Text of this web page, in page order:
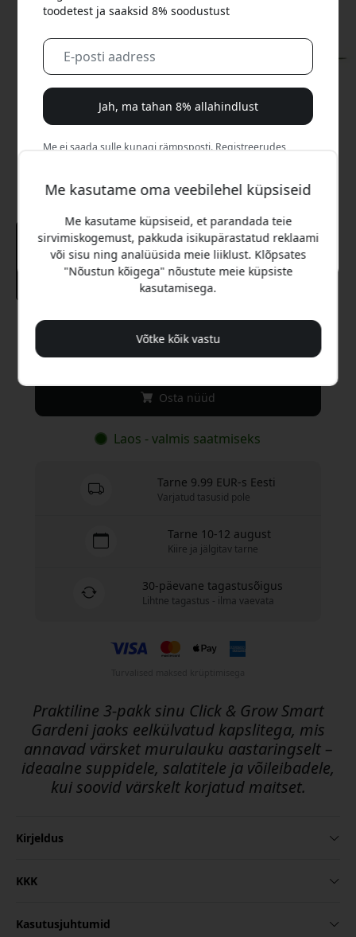
12.99 EUR
Osta nüüd
Laos - valmis saatmiseks
Tarne 9.99 EUR-s Eesti
Varjatud tasusid pole
Tarne 10-12 august
Kiire ja jälgitav tarne
30-päevane tagastusõigus
Lihtne tagastus - ilma vaevata
Praktiline 3-pakk sinu Click & Grow Smart
Gardeni jaoks eelkülvatud kapslitega, mis
annavad värsket murulauku aastaringselt –
ideaalne suppidele, salatitele ja võileibadele,
kui soovid värskelt korjatud maitset.
Kirjeldus
KKK
Kasutusjuhtumid
Me kasutame oma veebilehel küpsiseid
Me kasutame küpsiseid, et parandada teie
sirvimiskogemust, pakkuda isikupärastatud reklaami
või sisu ning analüüsida meie liiklust. Klõpsates
"Nõustun kõigega" nõustute meie küpsiste
kasutamisega.
Võtke kõik vastu
toodetest ja saaksid 8% soodustust
Jah, ma tahan 8% allahindlust
Me ei saada sulle kunagi rämpsposti. Registreerudes
Ei, ma eelistaksin täishinda maksta.